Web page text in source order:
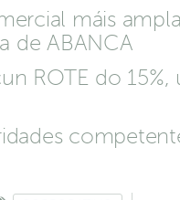
máis
de ABANCA
ROTE do